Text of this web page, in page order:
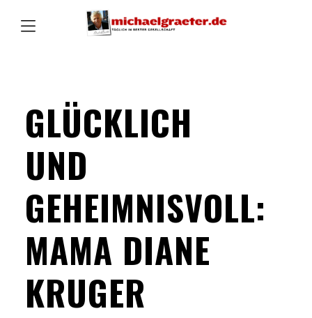
GLÜCKLICH
UND
GEHEIMNISVOLL:
MAMA DIANE
KRUGER